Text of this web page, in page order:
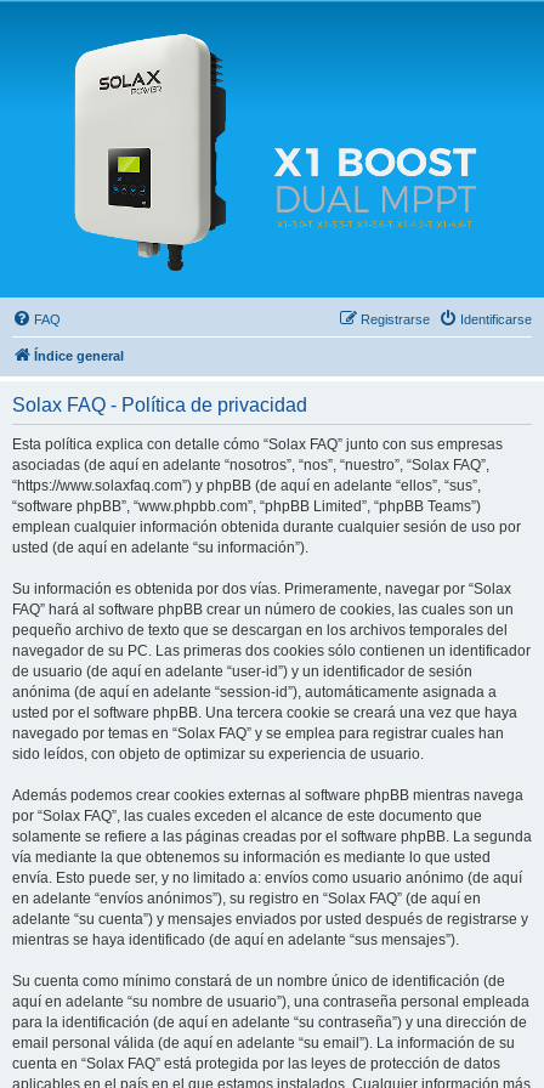
Solax FAQ
Lugar para intercambiar dudas sobre inversores solares Solax y temas relacionados.
FAQ Identificarse
Registrarse
Índice general
Solax FAQ - Política de privacidad
Esta política explica con detalle cómo “Solax FAQ” junto con sus empresas
asociadas (de aquí en adelante “nosotros”, “nos”, “nuestro”, “Solax FAQ”,
“https://www.solaxfaq.com”) y phpBB (de aquí en adelante “ellos”, “sus”,
“software phpBB”, “www.phpbb.com”, “phpBB Limited”, “phpBB Teams”)
emplean cualquier información obtenida durante cualquier sesión de uso por
usted (de aquí en adelante “su información”).
Su información es obtenida por dos vías. Primeramente, navegar por “Solax
FAQ” hará al software phpBB crear un número de cookies, las cuales son un
pequeño archivo de texto que se descargan en los archivos temporales del
navegador de su PC. Las primeras dos cookies sólo contienen un identificador
de usuario (de aquí en adelante “user-id”) y un identificador de sesión
anónima (de aquí en adelante “session-id”), automáticamente asignada a
usted por el software phpBB. Una tercera cookie se creará una vez que haya
navegado por temas en “Solax FAQ” y se emplea para registrar cuales han
sido leídos, con objeto de optimizar su experiencia de usuario.
Además podemos crear cookies externas al software phpBB mientras navega
por “Solax FAQ”, las cuales exceden el alcance de este documento que
solamente se refiere a las páginas creadas por el software phpBB. La segunda
vía mediante la que obtenemos su información es mediante lo que usted
envía. Esto puede ser, y no limitado a: envíos como usuario anónimo (de aquí
en adelante “envíos anónimos”), su registro en “Solax FAQ” (de aquí en
adelante “su cuenta”) y mensajes enviados por usted después de registrarse y
mientras se haya identificado (de aquí en adelante “sus mensajes”).
Su cuenta como mínimo constará de un nombre único de identificación (de
aquí en adelante “su nombre de usuario”), una contraseña personal empleada
para la identificación (de aquí en adelante “su contraseña”) y una dirección de
email personal válida (de aquí en adelante “su email”). La información de su
cuenta en “Solax FAQ” está protegida por las leyes de protección de datos
aplicables en el país en el que estamos instalados. Cualquier información más